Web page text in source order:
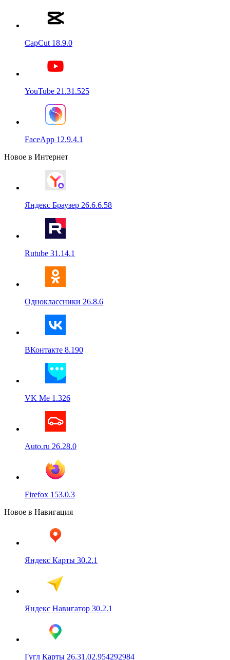
CapCut 18.9.0
YouTube 21.31.525
FaceApp 12.9.4.1
Новое в Интернет
Яндекс Браузер 26.6.6.58
Rutube 31.14.1
Одноклассники 26.8.6
ВКонтакте 8.190
VK Me 1.326
Auto.ru 26.28.0
Firefox 153.0.3
Новое в Навигация
Яндекс Карты 30.2.1
Яндекс Навигатор 30.2.1
Гугл Карты 26.31.02.954292984